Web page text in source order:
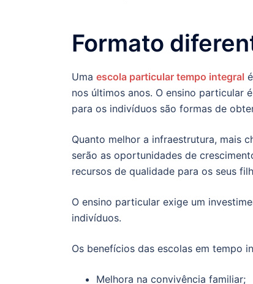
Formato
Uma escola particular tempo integral
nos últimos anos. O ensino particular
para os indivíduos são formas de
Quanto melhor a infraestrutura, mais
serão as oportunidades de
recursos de qualidade para os seus
O ensino particular exige um
indivíduos.
Os benefícios das escolas em tempo
Melhora na convivência familiar;